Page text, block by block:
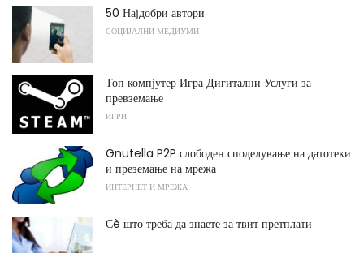
50 Најдобри автори
СОЦИЈАЛНИ МЕДИУМИ
Топ компјутер Игра Дигитални Услуги за
превземање
ИГРИ
Gnutella P2P слободен споделување на датотеки
и преземање на мрежа
ИНТЕРНЕТ И МРЕЖА
Сè што треба да знаете за твит претплати